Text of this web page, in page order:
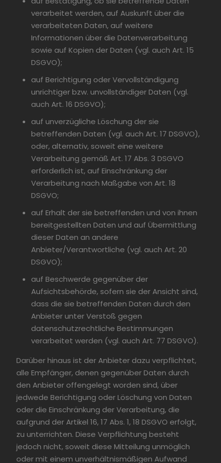
verarbeitet werden, auf Auskunft über die
verarbeiteten Daten, auf weitere
Informationen über die Datenverarbeitung
sowie auf Kopien der Daten (vgl. auch Art. 15
DSGVO);
auf Berichtigung oder Vervollständigung
unrichtiger bzw. unvollständiger Daten (vgl.
auch Art. 16 DSGVO);
auf unverzügliche Löschung der sie
betreffenden Daten (vgl. auch Art. 17 DSGVO),
oder, alternativ, soweit eine weitere
Verarbeitung gemäß Art. 17 Abs. 3 DSGVO
erforderlich ist, auf Einschränkung der
Verarbeitung nach Maßgabe von Art. 18
DSGVO;
auf Erhalt der sie betreffenden und von ihnen
bereitgestellten Daten und auf Übermittlung
dieser Daten an andere
Anbieter/Verantwortliche (vgl. auch Art. 20
DSGVO);
auf Beschwerde gegenüber der
Aufsichtsbehörde, sofern sie der Ansicht sind,
dass die sie betreffenden Daten durch den
Anbieter unter Verstoß gegen
datenschutzrechtliche Bestimmungen
verarbeitet werden (vgl. auch Art. 77 DSGVO).
Darüber hinaus ist der Anbieter dazu verpflichtet,
alle Empfänger, denen gegenüber Daten durch
den Anbieter offengelegt worden sind, über
jedwede Berichtigung oder Löschung von Daten
oder die Einschränkung der Verarbeitung, die
aufgrund der Artikel 16, 17 Abs. 1, 18 DSGVO erfolgt,
zu unterrichten. Diese Verpflichtung besteht
jedoch nicht, soweit diese Mitteilung unmöglich
oder mit einem unverhältnismäßigen Aufwand